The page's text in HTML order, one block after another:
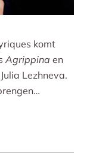
komt
Agrippina en
Lezhneva.
Horsch spelen
De serie